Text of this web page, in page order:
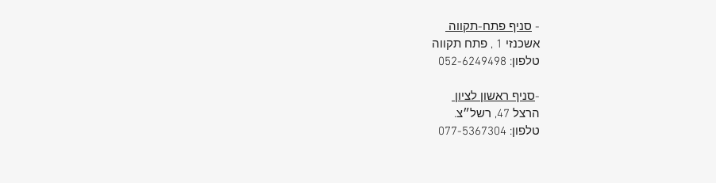
נסיעת עבודה ארוכה –
Samsonite KJ131004
הנכונה:
✅ מבנה עמיד
✅ קלות תפעול
✅ אחריות בינלאומית ל-5 שנים
- סניף פתח-תקווה
אשכנזי 1 , פתח תקווה
טלפון: 052-6249498
-סניף ראשון לציון
הרצל 47, רשל״צ.
טלפון: 077-5367304